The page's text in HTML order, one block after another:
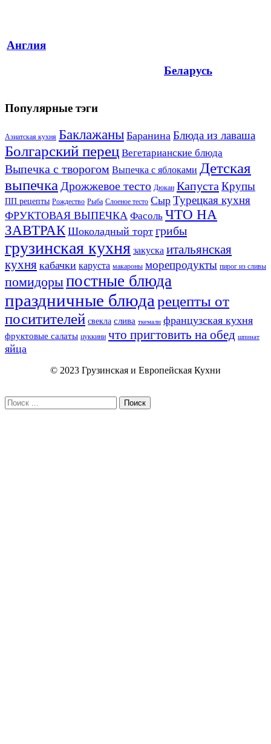
Англия
Беларусь
Популярные тэги
Азиатская кухня Баклажаны Баранина Блюда из лаваша
Болгарский перец Вегетарианские блюда
Выпечка с творогом Выпечка с яблоками Детская
выпечка Дрожжевое тесто Дюкан Капуста Крупы
ПП рецепты Рождество Рыба Слоеное тесто Сыр Турецкая кухня
ФРУКТОВАЯ ВЫПЕЧКА Фасоль ЧТО НА
ЗАВТРАК Шоколадный торт грибы
грузинская кухня закуска итальянская
кухня кабачки каруста макароны морепродукты пирог из сливы
помидорыпостные блюда
праздничные блюда рецепты от
поситителей свекла слива ткемали французская кухня
фруктовые салаты цуккини что пригтовить на обед шпинат
яйца
© 2023 Грузинская и Европейская Кухни